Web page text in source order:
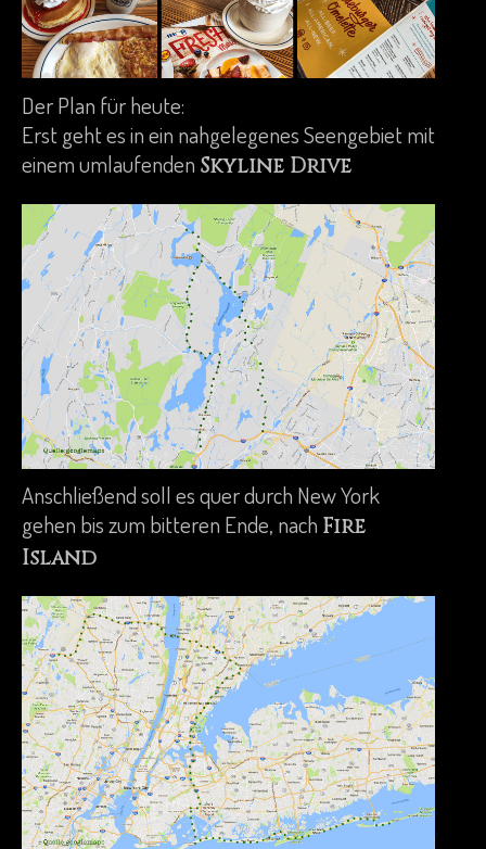
Der Plan für heute:
Erst geht es in ein nahgelegenes Seengebiet mit
einem umlaufenden Skyline Drive
Anschließend soll es quer durch New York
gehen bis zum bitteren Ende, nach Fire
Island